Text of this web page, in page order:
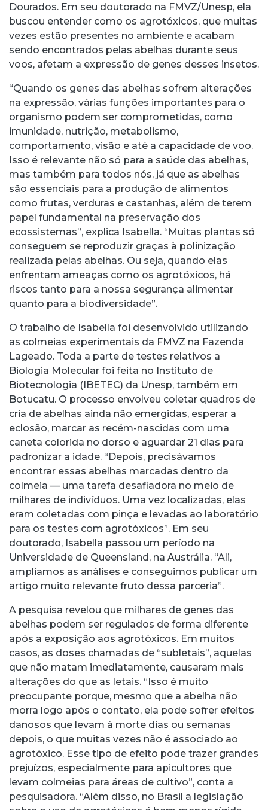
Dourados. Em seu doutorado na FMVZ/Unesp, ela
buscou entender como os agrotóxicos, que muitas
vezes estão presentes no ambiente e acabam
sendo encontrados pelas abelhas durante seus
voos, afetam a expressão de genes desses insetos.
“Quando os genes das abelhas sofrem alterações
na expressão, várias funções importantes para o
organismo podem ser comprometidas, como
imunidade, nutrição, metabolismo,
comportamento, visão e até a capacidade de voo.
Isso é relevante não só para a saúde das abelhas,
mas também para todos nós, já que as abelhas
são essenciais para a produção de alimentos
como frutas, verduras e castanhas, além de terem
papel fundamental na preservação dos
ecossistemas”, explica Isabella. “Muitas plantas só
conseguem se reproduzir graças à polinização
realizada pelas abelhas. Ou seja, quando elas
enfrentam ameaças como os agrotóxicos, há
riscos tanto para a nossa segurança alimentar
quanto para a biodiversidade”.
O trabalho de Isabella foi desenvolvido utilizando
as colmeias experimentais da FMVZ na Fazenda
Lageado. Toda a parte de testes relativos a
Biologia Molecular foi feita no Instituto de
Biotecnologia (IBETEC) da Unesp, também em
Botucatu. O processo envolveu coletar quadros de
cria de abelhas ainda não emergidas, esperar a
eclosão, marcar as recém-nascidas com uma
caneta colorida no dorso e aguardar 21 dias para
padronizar a idade. “Depois, precisávamos
encontrar essas abelhas marcadas dentro da
colmeia — uma tarefa desafiadora no meio de
milhares de indivíduos. Uma vez localizadas, elas
eram coletadas com pinça e levadas ao laboratório
para os testes com agrotóxicos”. Em seu
doutorado, Isabella passou um período na
Universidade de Queensland, na Austrália. “Ali,
ampliamos as análises e conseguimos publicar um
artigo muito relevante fruto dessa parceria”.
A pesquisa revelou que milhares de genes das
abelhas podem ser regulados de forma diferente
após a exposição aos agrotóxicos. Em muitos
casos, as doses chamadas de “subletais”, aquelas
que não matam imediatamente, causaram mais
alterações do que as letais. “Isso é muito
preocupante porque, mesmo que a abelha não
morra logo após o contato, ela pode sofrer efeitos
danosos que levam à morte dias ou semanas
depois, o que muitas vezes não é associado ao
agrotóxico. Esse tipo de efeito pode trazer grandes
prejuízos, especialmente para apicultores que
levam colmeias para áreas de cultivo”, conta a
pesquisadora. “Além disso, no Brasil a legislação